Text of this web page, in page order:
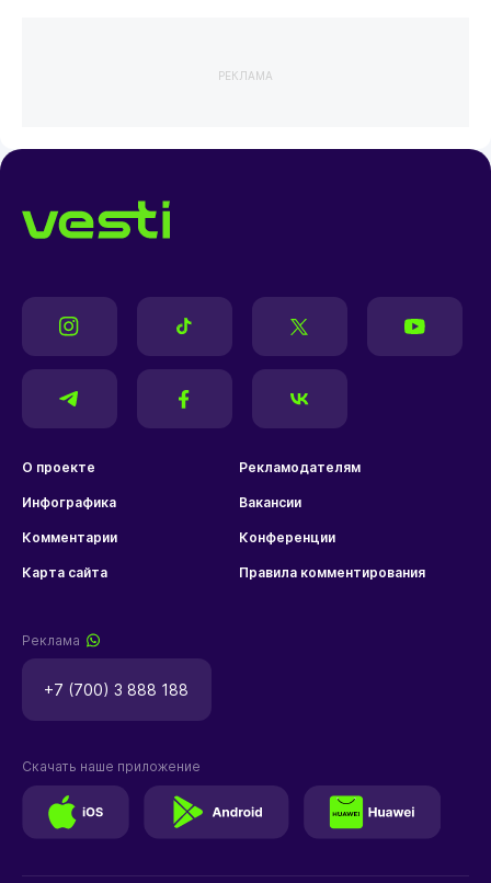
РЕКЛАМА
О проекте Рекламодателям
Инфографика Вакансии
Комментарии Конференции
Карта сайта Правила комментирования
Реклама
+7 (700) 3 888 188
Скачать наше приложение